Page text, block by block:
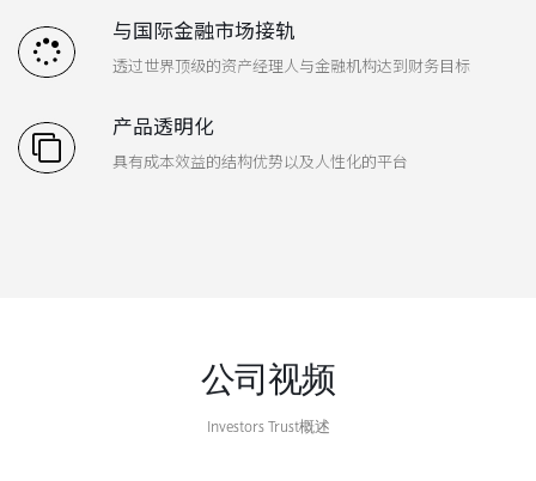
与国际金融市场接轨
透过世界顶级的资产经理人与金融机构达到财务目标
产品透明化
具有成本效益的结构优势以及人性化的平台
公司视频
Investors Trust概述